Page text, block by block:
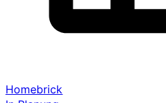
Homebrick